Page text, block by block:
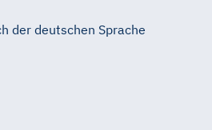
der deutschen Sprache